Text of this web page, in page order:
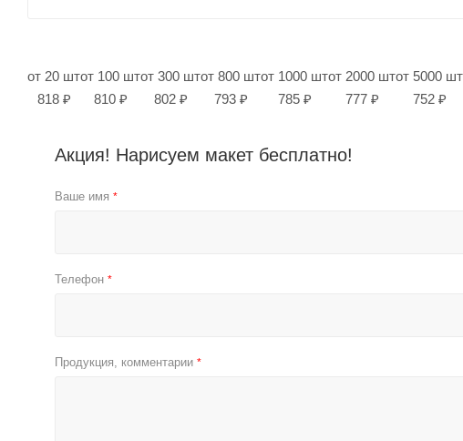
от 20 шт
818 ₽
от 100 шт
810 ₽
от 300 шт
802 ₽
от 800 шт
793 ₽
от 1000 шт
785 ₽
от 2000 шт
777 ₽
от 5000 шт
752 ₽
Акция! Нарисуем макет бесплатно!
Ваше имя *
Телефон *
Продукция, комментарии *